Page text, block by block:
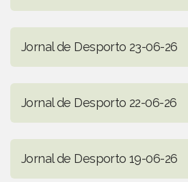
Jornal de Desporto 23-06-26
Jornal de Desporto 22-06-26
Jornal de Desporto 19-06-26